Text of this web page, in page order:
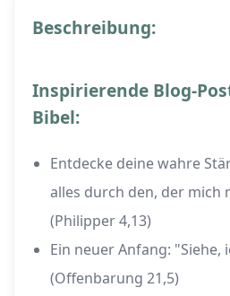
Beschreibung:
Inspirierende Blog-
Bibel:
Entdecke deine wahre
alles durch den, der mich
(Philipper 4,13)
Ein neuer Anfang: "Siehe,
(Offenbarung 21,5)